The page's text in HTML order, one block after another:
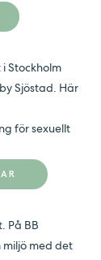
Stockholm
Sjöstad. Här
för sexuellt
På BB
med det